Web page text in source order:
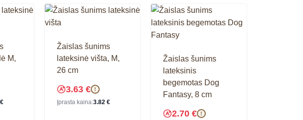
M,
€
Žaislas šunims
lateksinė višta, M,
26 cm
3.63 € !
Įprasta kaina:3.82 €
Žaislas šunims
lateksinis
begemotas Dog
Fantasy, 8 cm
2.70€ !